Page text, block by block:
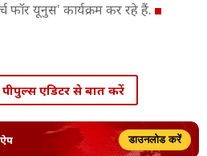
फॉर यूनुस' कार्यक्रम कर रहे हैं.
पीपुल्स एडिटर से बात करें
डाउनलोड करें